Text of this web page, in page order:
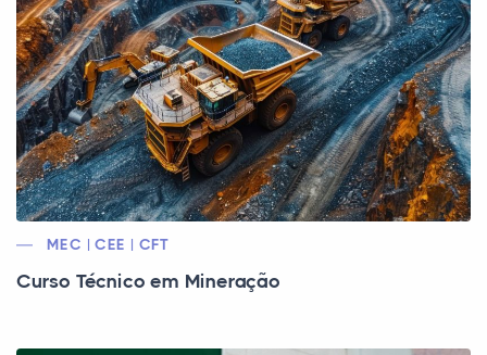
MEC | CEE | CFT
Curso Técnico em Mineração